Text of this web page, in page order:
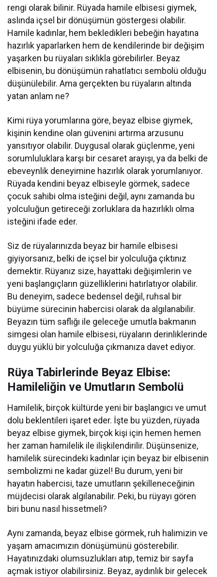
rengi olarak bilinir. Rüyada hamile elbisesi giymek,
aslında içsel bir dönüşümün göstergesi olabilir.
Hamile kadınlar, hem bekledikleri bebeğin hayatına
hazırlık yaparlarken hem de kendilerinde bir değişim
yaşarken bu rüyaları sıklıkla görebilirler. Beyaz
elbisenin, bu dönüşümün rahatlatıcı sembolü olduğu
düşünülebilir. Ama gerçekten bu rüyaların altında
yatan anlam ne?
Kimi rüya yorumlarına göre, beyaz elbise giymek,
kişinin kendine olan güvenini artırma arzusunu
yansıtıyor olabilir. Duygusal olarak güçlenme, yeni
sorumluluklara karşı bir cesaret arayışı, ya da belki de
ebeveynlik deneyimine hazırlık olarak yorumlanıyor.
Rüyada kendini beyaz elbiseyle görmek, sadece
çocuk sahibi olma isteğini değil, aynı zamanda bu
yolculuğun getireceği zorluklara da hazırlıklı olma
isteğini ifade eder.
Siz de rüyalarınızda beyaz bir hamile elbisesi
giyiyorsanız, belki de içsel bir yolculuğa çıktınız
demektir. Rüyanız size, hayattaki değişimlerin ve
yeni başlangıçların güzelliklerini hatırlatıyor olabilir.
Bu deneyim, sadece bedensel değil, ruhsal bir
büyüme sürecinin habercisi olarak da algılanabilir.
Beyazın tüm saflığı ile geleceğe umutla bakmanın
simgesi olan hamile elbisesi, rüyaların derinliklerinde
duygu yüklü bir yolculuğa çıkmanıza davet ediyor.
Rüya Tabirlerinde Beyaz Elbise:
Hamileliğin ve Umutların Sembolü
Hamilelik, birçok kültürde yeni bir başlangıcı ve umut
dolu beklentileri işaret eder. İşte bu yüzden, rüyada
beyaz elbise giymek, birçok kişi için hemen hemen
her zaman hamilelik ile ilişkilendirilir. Düşünsenize,
hamilelik sürecindeki kadınlar için beyaz bir elbisenin
sembolizmi ne kadar güzel! Bu durum, yeni bir
hayatın habercisi, taze umutların şekilleneceğinin
müjdecisi olarak algılanabilir. Peki, bu rüyayı gören
biri bunu nasıl hissetmeli?
Aynı zamanda, beyaz elbise görmek, ruh halimizin ve
yaşam amacımızın dönüşümünü gösterebilir.
Hayatınızdaki olumsuzlukları atıp, temiz bir sayfa
açmak istiyor olabilirsiniz. Beyaz, aydınlık bir gelecek